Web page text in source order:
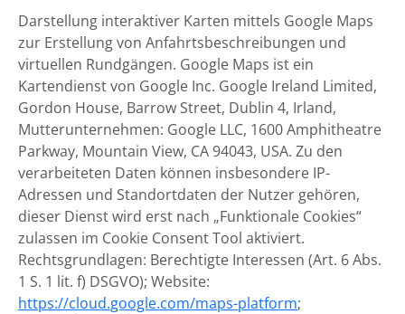
Darstellung interaktiver Karten mittels Google Maps
zur Erstellung von Anfahrtsbeschreibungen und
virtuellen Rundgängen. Google Maps ist ein
Kartendienst von Google Inc. Google Ireland Limited,
Gordon House, Barrow Street, Dublin 4, Irland,
Mutterunternehmen: Google LLC, 1600 Amphitheatre
Parkway, Mountain View, CA 94043, USA. Zu den
verarbeiteten Daten können insbesondere IP-
Adressen und Standortdaten der Nutzer gehören,
dieser Dienst wird erst nach „Funktionale Cookies“
zulassen im Cookie Consent Tool aktiviert.
Rechtsgrundlagen: Berechtigte Interessen (Art. 6 Abs.
1 S. 1 lit. f) DSGVO); Website:
https://cloud.google.com/maps-platform;